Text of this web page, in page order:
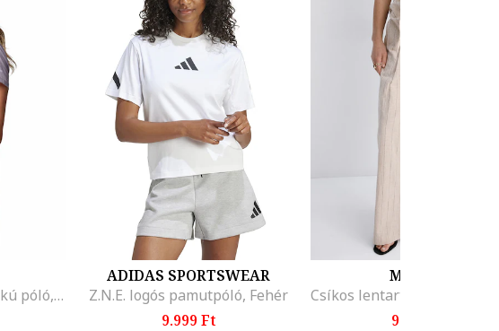
Sloan Ridge kerek nyakú póló, Halánylila
ADIDAS SPORTSWEAR
Z.N.E. logós pamutpóló, Fehér
9.999 Ft
MANGO
9.595 Ft